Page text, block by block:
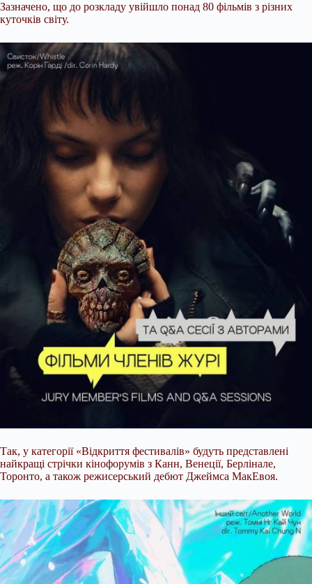
Зазначено, що до розкладу увійшло понад 80 фільмів з різних
куточків світу.
Так, у категорії «Відкриття фестивалів» будуть представлені
найкращі стрічки кінофорумів з Канн, Венеції, Берлінале,
Торонто, а також режисерський дебют Джеймса МакЕвоя.